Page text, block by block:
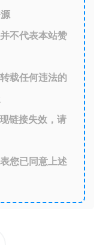
不代表本站赞
载任何违法的
链接失效，请
您已同意上述